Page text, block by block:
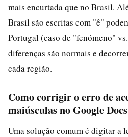
mais encurtada que no Brasil.
Brasil são escritas com "ê"
Portugal (caso de "fenómeno"
diferenças são normais e
cada região.
Como corrigir o erro de
maiúsculas no Google
Uma solução comum é digitar a